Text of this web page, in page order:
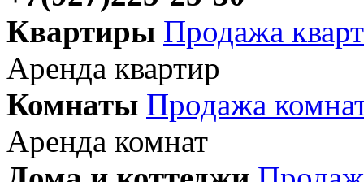
Квартиры Продажа
Аренда квартир
Комнаты Продажа
Аренда комнат